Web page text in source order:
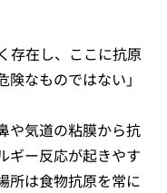
存在し、ここに抗原
なものではない」
や気道の粘膜から抗
ギー反応が起きやす
所は食物抗原を常に